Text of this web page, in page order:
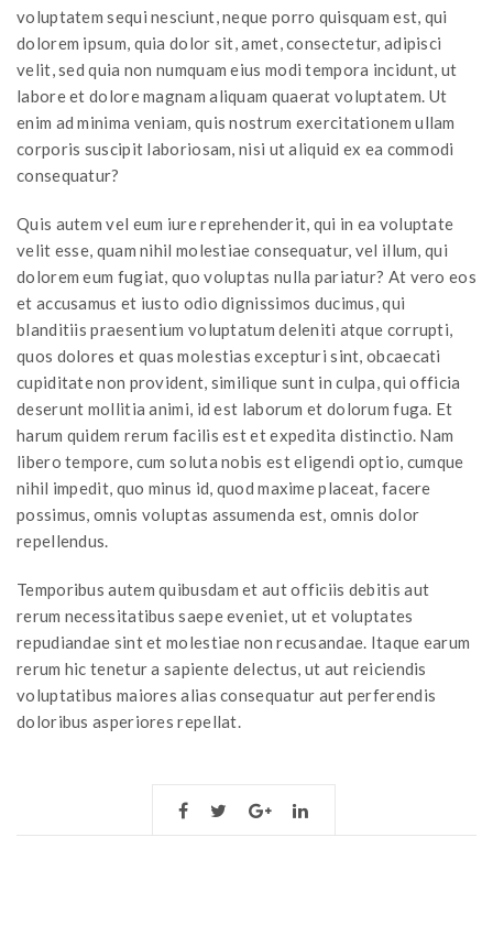
voluptatem sequi nesciunt, neque porro quisquam est, qui
dolorem ipsum, quia dolor sit, amet, consectetur, adipisci
velit, sed quia non numquam eius modi tempora incidunt, ut
labore et dolore magnam aliquam quaerat voluptatem. Ut
enim ad minima veniam, quis nostrum exercitationem ullam
corporis suscipit laboriosam, nisi ut aliquid ex ea commodi
consequatur?
Quis autem vel eum iure reprehenderit, qui in ea voluptate
velit esse, quam nihil molestiae consequatur, vel illum, qui
dolorem eum fugiat, quo voluptas nulla pariatur? At vero eos
et accusamus et iusto odio dignissimos ducimus, qui
blanditiis praesentium voluptatum deleniti atque corrupti,
quos dolores et quas molestias excepturi sint, obcaecati
cupiditate non provident, similique sunt in culpa, qui officia
deserunt mollitia animi, id est laborum et dolorum fuga. Et
harum quidem rerum facilis est et expedita distinctio. Nam
libero tempore, cum soluta nobis est eligendi optio, cumque
nihil impedit, quo minus id, quod maxime placeat, facere
possimus, omnis voluptas assumenda est, omnis dolor
repellendus.
Temporibus autem quibusdam et aut officiis debitis aut
rerum necessitatibus saepe eveniet, ut et voluptates
repudiandae sint et molestiae non recusandae. Itaque earum
rerum hic tenetur a sapiente delectus, ut aut reiciendis
voluptatibus maiores alias consequatur aut perferendis
doloribus asperiores repellat.